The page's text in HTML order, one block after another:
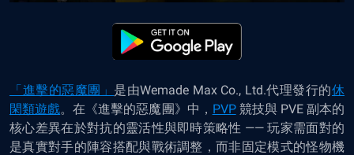
「進擊的惡魔團」 是由Wemade Max Co., Ltd.代理發行的休
閑類遊戲。在《進擊的惡魔團》中， PVP競技與 PVE 副本的
核心差異在於對抗的靈活性與即時策略性 —— 玩家需面對的
是真實對手的陣容搭配與戰術調整，而非固定模式的怪物機